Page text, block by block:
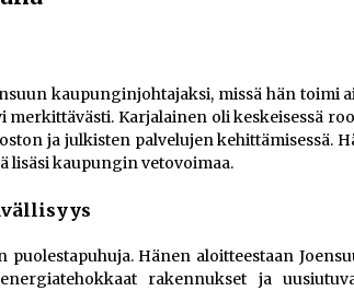
kaupunginjohtajaksi, missä hän toimi
merkittävästi. Karjalainen oli keskeisessä
ja julkisten palvelujen kehittämisessä.
lisäsi kaupungin vetovoimaa.
Hänen aloitteestaan
rakennukset ja